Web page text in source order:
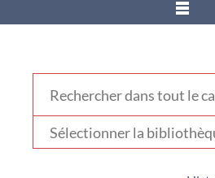
???
votre
bibliothèque